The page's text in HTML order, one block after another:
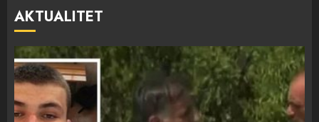
AKTUALITET